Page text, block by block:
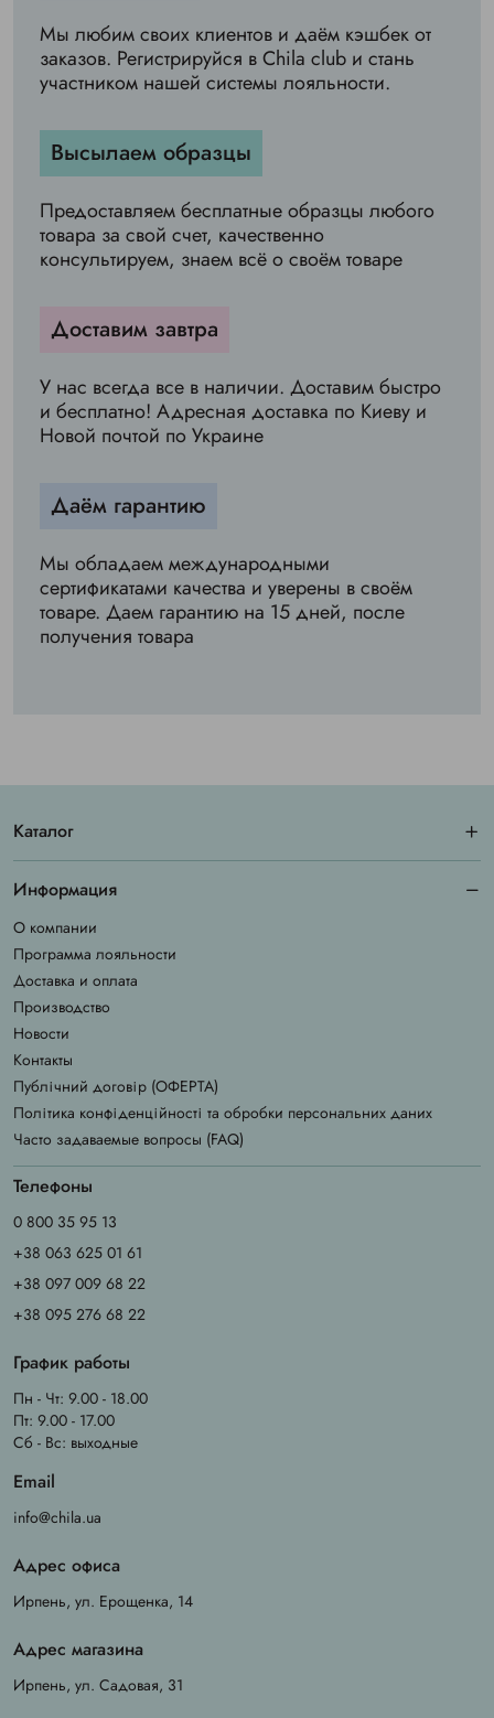
Мы любим своих клиентов и даём кэшбек от
заказов. Регистрируйся в Chila club и стань
участником нашей системы лояльности.
Высылаем образцы
Предоставляем бесплатные образцы любого
товара за свой счет, качественно
консультируем, знаем всё о своём товаре
Доставим завтра
У нас всегда все в наличии. Доставим быстро
и бесплатно! Адресная доставка по Киеву и
Новой почтой по Украине
Даём гарантию
Мы обладаем международными
сертификатами качества и уверены в своём
товаре. Даем гарантию на 15 дней, после
получения товара
Каталог
Информация
О компании
Программа лояльности
Доставка и оплата
Производство
Новости
Контакты
Публічний договір (ОФЕРТА)
Політика конфіденційності та обробки персональних даних
Часто задаваемые вопросы (FAQ)
Телефоны
0 800 35 95 13
+38 063 625 01 61
+38 097 009 68 22
+38 095 276 68 22
График работы
Пн - Чт: 9.00 - 18.00
Пт: 9.00 - 17.00
Сб - Вс: выходные
Email
info@chila.ua
Адрес офиса
Ирпень, ул. Ерощенка, 14
Адрес магазина
Ирпень, ул. Садовая, 31